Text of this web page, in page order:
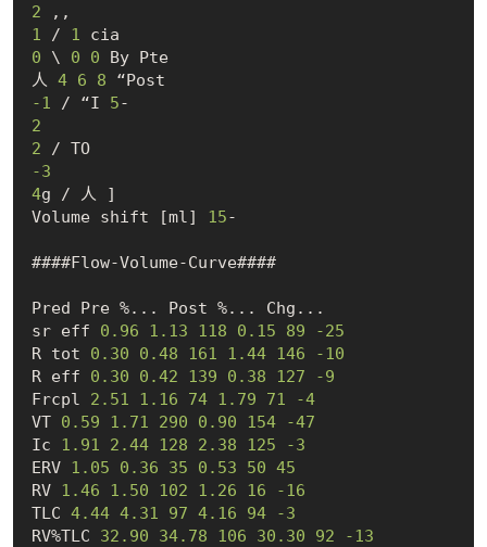
2
1
/ 1
0 \ 0 0 By Pte
人 4 6 8
-1
/ “I 5
2
2
/ TO
-3
4g / 人 ]
Volume shift [ml] 15-
####Flow-Volume-Curve####
Pred Pre %... Post %... Chg...
sr eff 0.96 1.13 118 0.15 89
-25
R tot 0.30 0.48 161 1.44 146
-10
R eff 0.30 0.42 139 0.38 127
-9
Frcpl 2.51 1.16 74 1.79 71
-4
VT 0.59 1.71 290 0.90 154
-47
Ic 1.91 2.44 128 2.38 125
-3
ERV 1.05 0.36 35 0.53 50 45
RV 1.46 1.50 102 1.26 16
-16
TLC 4.44 4.31 97 4.16 94
-3
RV%TLC 32.90 34.78 106 30.30 92
-13